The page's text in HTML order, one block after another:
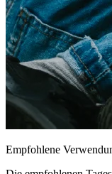
Empfohlene